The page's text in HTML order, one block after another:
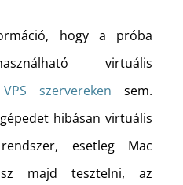
hogy a próba
virtuális
VPS szervereken sem.
hibásan virtuális
esetleg Mac
majd tesztelni, az